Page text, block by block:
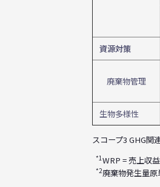
資源対策
廃棄物管理
生物多様性
スコープ3 GHG関
*1WRP = 売上収
*2廃棄物発生量原